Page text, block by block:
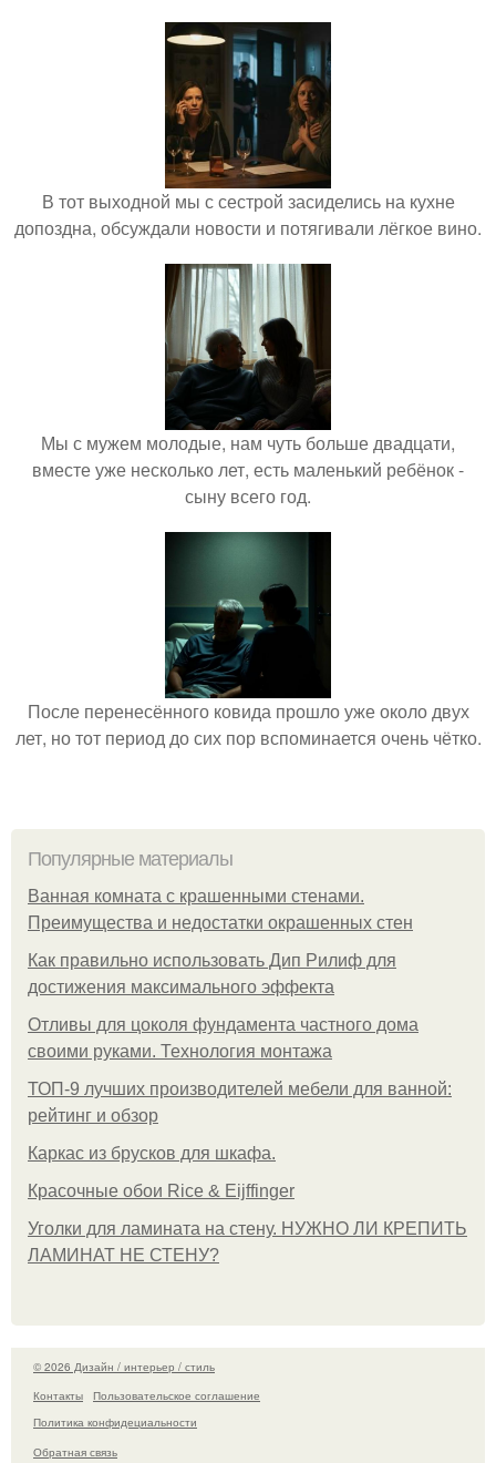
В тот выходной мы с сестрой засиделись на кухне
допоздна, обсуждали новости и потягивали лёгкое вино.
Мы с мужем молодые, нам чуть больше двадцати,
вместе уже несколько лет, есть маленький ребёнок -
сыну всего год.
После перенесённого ковида прошло уже около двух
лет, но тот период до сих пор вспоминается очень чётко.
Популярные материалы
Ванная комната с крашенными стенами.
Преимущества и недостатки окрашенных стен
Как правильно использовать Дип Рилиф для
достижения максимального эффекта
Отливы для цоколя фундамента частного дома
своими руками. Технология монтажа
ТОП-9 лучших производителей мебели для ванной:
рейтинг и обзор
Каркас из брусков для шкафа.
Красочные обои Rice & Eijffinger
Уголки для ламината на стену. НУЖНО ЛИ КРЕПИТЬ
ЛАМИНАТ НЕ СТЕНУ?
© 2026 Дизайн / интерьер / стиль
Контакты
Пользовательское соглашение
Политика конфидециальности
Обратная связь